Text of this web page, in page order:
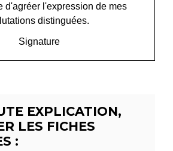
d'agréer l'expression de mes
distinguées.
Signature
EXPLICATION,
LES FICHES
: